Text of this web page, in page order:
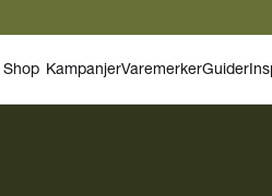
Shop KampanjerVaremerkerGuider